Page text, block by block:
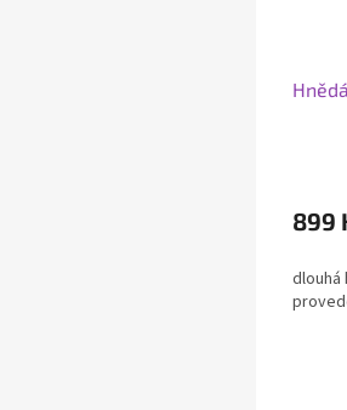
899
dlouhá